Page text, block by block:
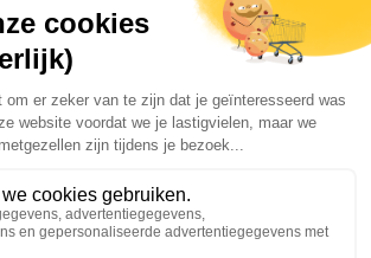
toestemming om de op dit formulier
te gebruiken in
mijn verzoek en de commerciële
met onsprivacy beleid
exclusieve gebruik van DHK.